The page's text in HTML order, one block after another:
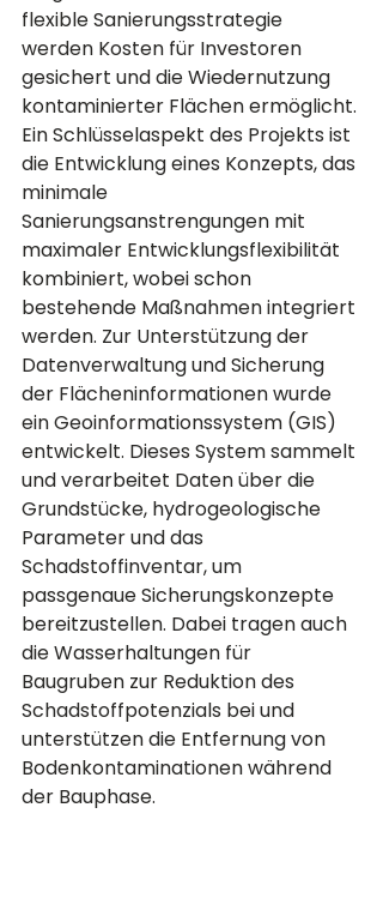
flexible Sanierungsstrategie
werden Kosten für Investoren
gesichert und die Wiedernutzung
kontaminierter Flächen ermöglicht.
Ein Schlüsselaspekt des Projekts ist
die Entwicklung eines Konzepts, das
minimale
Sanierungsanstrengungen mit
maximaler Entwicklungsflexibilität
kombiniert, wobei schon
bestehende Maßnahmen integriert
werden. Zur Unterstützung der
Datenverwaltung und Sicherung
der Flächeninformationen wurde
ein Geoinformationssystem (GIS)
entwickelt. Dieses System sammelt
und verarbeitet Daten über die
Grundstücke, hydrogeologische
Parameter und das
Schadstoffinventar, um
passgenaue Sicherungskonzepte
bereitzustellen. Dabei tragen auch
die Wasserhaltungen für
Baugruben zur Reduktion des
Schadstoffpotenzials bei und
unterstützen die Entfernung von
Bodenkontaminationen während
der Bauphase.